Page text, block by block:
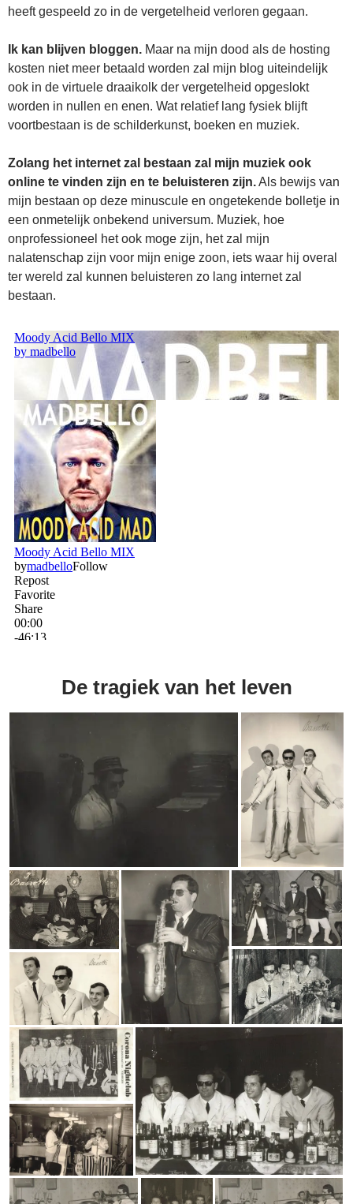
heeft gespeeld zo in de vergetelheid verloren gegaan.
Ik kan blijven bloggen. Maar na mijn dood als de hosting
kosten niet meer betaald worden zal mijn blog uiteindelijk
ook in de virtuele draaikolk der vergetelheid opgeslokt
worden in nullen en enen. Wat relatief lang fysiek blijft
voortbestaan is de schilderkunst, boeken en muziek.
Zolang het internet zal bestaan zal mijn muziek ook
online te vinden zijn en te beluisteren zijn.Als bewijs van
mijn bestaan op deze minuscule en ongetekende bolletje in
een onmetelijk onbekend universum. Muziek, hoe
onprofessioneel het ook moge zijn, het zal mijn
nalatenschap zijn voor mijn enige zoon, iets waar hij overal
ter wereld zal kunnen beluisteren zo lang internet zal
bestaan.
De tragiek van het leven